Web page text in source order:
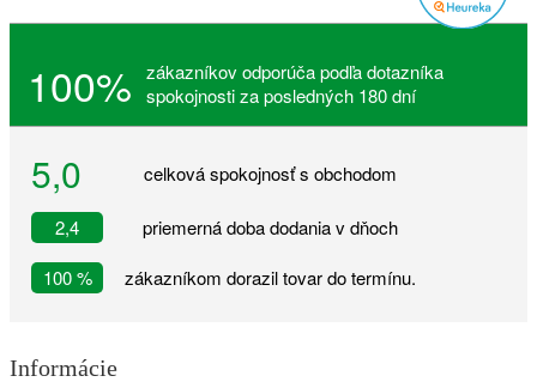
100%
zákazníkov odporúča podľa dotazníka
spokojnosti za posledných 180 dní
5,0 celková spokojnosť s obchodom
2,4
priemerná doba dodania v dňoch
100 %
zákazníkom dorazil tovar do termínu.
Informácie